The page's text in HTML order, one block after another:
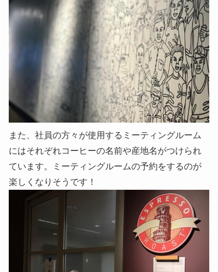
また、社員の方々が使用するミーティングルーム
にはそれぞれコーヒーの名前や産地名がつけられ
ています。ミーティングルームの予約をするのが
楽しくなりそうです！